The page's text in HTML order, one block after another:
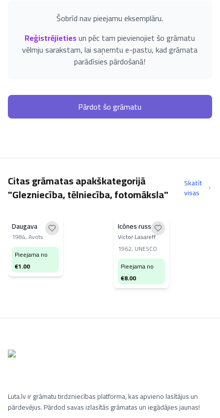
Šobrīd nav pieejamu eksemplāru.
Reģistrējietiesun pēc tam pievienojiet šo grāmatu
vēlmju sarakstam, lai saņemtu e-pastu, kad grāmata
parādīsies pārdošanā!
Pārdot šo grāmatu
Citas grāmatas apakškategorijā
"Glezniecība, tēlniecība, fotomāksla"
Skatīt
visas
Daugava
1984,Avots
Pieejama no
€1.00
Icônes russes
Victor Lasareff
1962, UNESCO
Pieejama no
€8.00
Luta.lv ir grāmatu tirdzniecības platforma, kas apvieno lasītājus un
pārdevējus. Pārdod savas izlasītās grāmatas un iegādājies jaunas!